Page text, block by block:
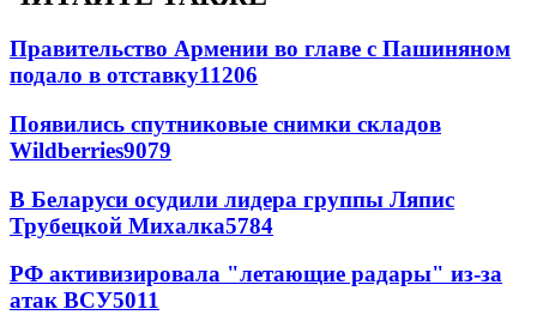
Правительство Армении во главе с Пашиняном
подало в отставку11206
Появились спутниковые снимки складов
Wildberries9079
В Беларуси осудили лидера группы Ляпис
Трубецкой Михалка5784
РФ активизировала "летающие радары" из-за
атак ВСУ5011